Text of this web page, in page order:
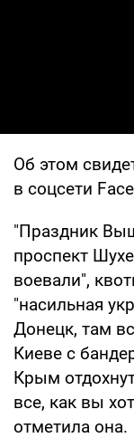
Об этом
в соцсети
"Праздник
проспект
воевали",
"насильная
Донецк, там
Киеве с
Крым
все, как вы
отметила она.